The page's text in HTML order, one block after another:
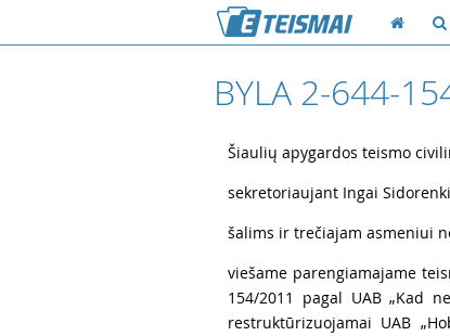
BYLA 2-644-
Šiaulių apygardos teismo
sekretoriaujant Ingai
šalims ir trečiajam asmeniui
viešame parengiamajame
154/2011 pagal UAB „Kad
restruktūrizuojamai UAB